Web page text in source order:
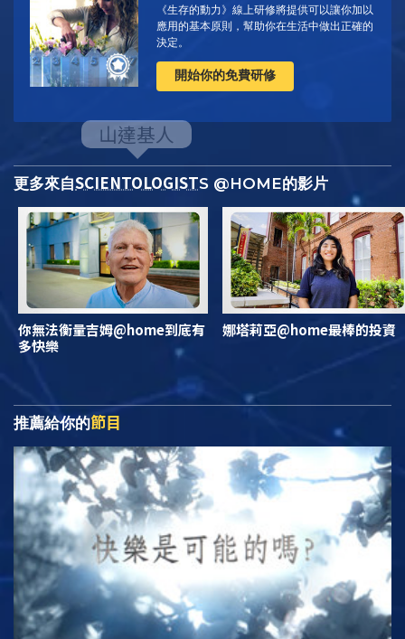
《生存的動力》線上研修將提供可以讓你加以
應用的基本原則，幫助你在生活中做出正確的
決定。
開始你的免費研修
更多來自SCIENTOLOGISTS @HOME的影片
你無法衡量吉姆@home到底有
多快樂
娜塔莉亞@home最棒的投資
推薦給你的節目